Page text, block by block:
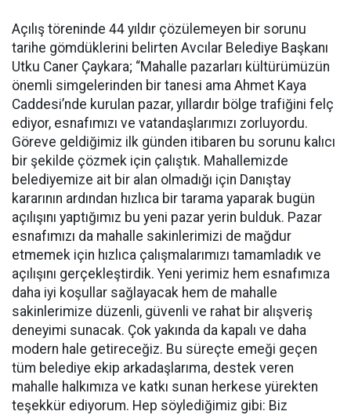
Açılış töreninde 44 yıldır çözülemeyen bir sorunu
tarihe gömdüklerini belirten Avcılar Belediye Başkanı
Utku Caner Çaykara; “Mahalle pazarları kültürümüzün
önemli simgelerinden bir tanesi ama Ahmet Kaya
Caddesi’nde kurulan pazar, yıllardır bölge trafiğini felç
ediyor, esnafımızı ve vatandaşlarımızı zorluyordu.
Göreve geldiğimiz ilk günden itibaren bu sorunu kalıcı
bir şekilde çözmek için çalıştık. Mahallemizde
belediyemize ait bir alan olmadığı için Danıştay
kararının ardından hızlıca bir tarama yaparak bugün
açılışını yaptığımız bu yeni pazar yerin bulduk. Pazar
esnafımızı da mahalle sakinlerimizi de mağdur
etmemek için hızlıca çalışmalarımızı tamamladık ve
açılışını gerçekleştirdik. Yeni yerimiz hem esnafımıza
daha iyi koşullar sağlayacak hem de mahalle
sakinlerimize düzenli, güvenli ve rahat bir alışveriş
deneyimi sunacak. Çok yakında da kapalı ve daha
modern hale getireceğiz. Bu süreçte emeği geçen
tüm belediye ekip arkadaşlarıma, destek veren
mahalle halkımıza ve katkı sunan herkese yürekten
teşekkür ediyorum. Hep söylediğimiz gibi: Biz